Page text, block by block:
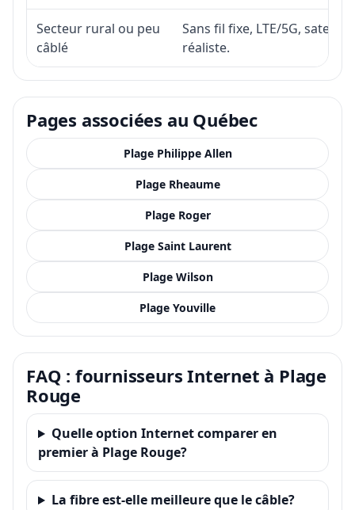
Secteur rural ou peu
câblé
Sans fil fixe, LTE/5G,
réaliste.
Pages associées au Québec
Plage Philippe Allen
Plage Rheaume
Plage Roger
Plage Saint Laurent
Plage Wilson
Plage Youville
FAQ : fournisseurs Internet à Plage
Rouge
Quelle option Internet comparer en
premier à Plage Rouge?
La fibre est-elle meilleure que le câble?